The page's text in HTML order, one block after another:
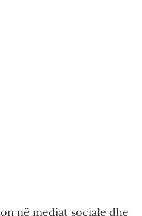
në mediat sociale dhe